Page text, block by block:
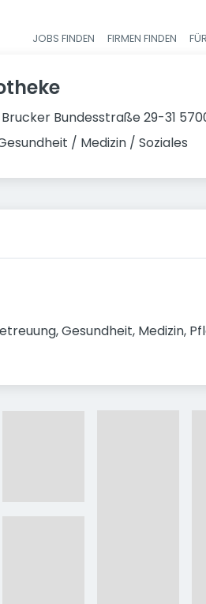
JOBS FINDEN FIRMEN FINDEN
Brucker Bundesstraße 29-31
/ Medizin / Soziales
Gesundheit, Medizin,